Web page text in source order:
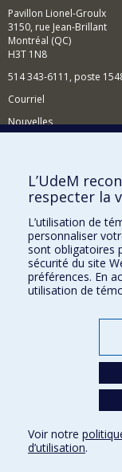
Pavillon Lionel-Groulx
3150, rue Jean-Brillant
Montréal (QC)
H3T 1N8
514 343-6111, poste
Courriel
Nouvelles
Comment soutenir
BESOIN D'AIDE?
Plan du site
Signaler une erreur
Accessibilité
FACULTÉ DES ARTS
Nos départements et
Conditions d’utilisation
L’UdeM
respecter la
L’utilisation de
personnaliser
sont obligatoires
sécurité du site
préférences. En
utilisation de
Voir notre
d’utilisation.